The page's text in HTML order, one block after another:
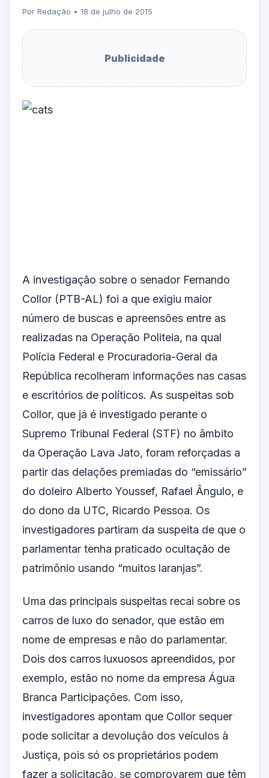
Por Redação • 18 de julho de 2015
Publicidade
A investigação sobre o senador Fernando
Collor (PTB-AL) foi a que exigiu maior
número de buscas e apreensões entre as
realizadas na Operação Politeia, na qual
Polícia Federal e Procuradoria-Geral da
República recolheram informações nas casas
e escritórios de políticos. As suspeitas sob
Collor, que já é investigado perante o
Supremo Tribunal Federal (STF) no âmbito
da Operação Lava Jato, foram reforçadas a
partir das delações premiadas do “emissário”
do doleiro Alberto Youssef, Rafael Ângulo, e
do dono da UTC, Ricardo Pessoa. Os
investigadores partiram da suspeita de que o
parlamentar tenha praticado ocultação de
patrimônio usando “muitos laranjas”.
Uma das principais suspeitas recai sobre os
carros de luxo do senador, que estão em
nome de empresas e não do parlamentar.
Dois dos carros luxuosos apreendidos, por
exemplo, estão no nome da empresa Água
Branca Participações. Com isso,
investigadores apontam que Collor sequer
pode solicitar a devolução dos veículos à
Justiça, pois só os proprietários podem
fazer a solicitação, se comprovarem que têm